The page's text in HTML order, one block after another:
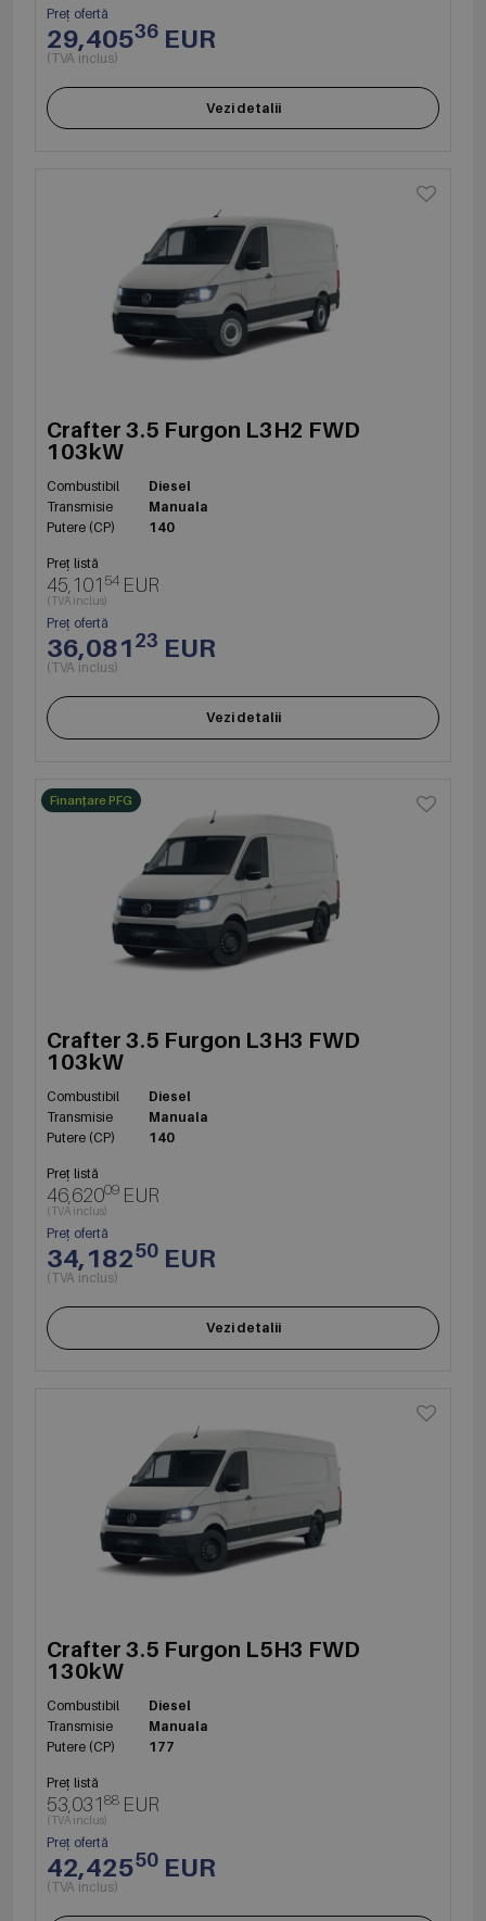
Preț ofertă
29,40536 EUR
(TVA inclus)
Vezi detalii
Crafter 3.5 Furgon L3H2 FWD
103kW
Combustibil
Diesel
Transmisie
Manuala
Putere (CP)
140
Preț listă
45,101 54 EUR
(TVA inclus)
Preț ofertă
36,08123 EUR
(TVA inclus)
Vezi detalii
Finanțare PFG
Crafter 3.5 Furgon L3H3 FWD
103kW
Combustibil
Diesel
Transmisie
Manuala
Putere (CP)
140
Preț listă
46,62009 EUR
(TVA inclus)
Preț ofertă
34,18250 EUR
(TVA inclus)
Vezi detalii
Crafter 3.5 Furgon L5H3 FWD
130kW
Combustibil
Diesel
Transmisie
Manuala
Putere (CP)
177
Preț listă
53,03188 EUR
(TVA inclus)
Preț ofertă
42,42550 EUR
(TVA inclus)